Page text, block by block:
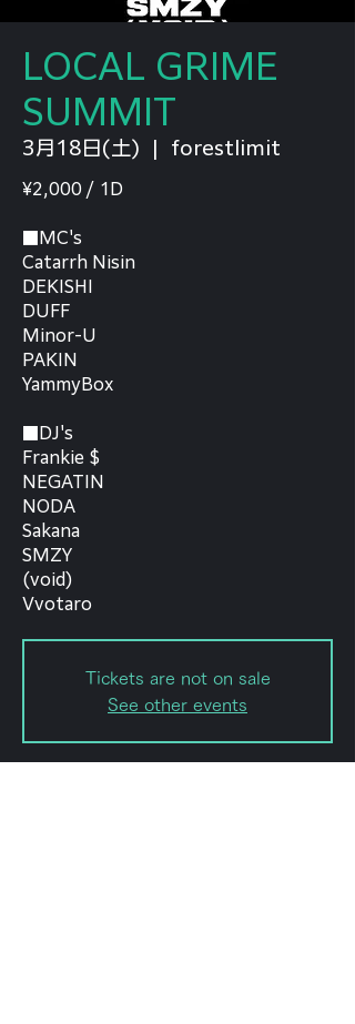
LOCAL GRIME
SUMMIT
3月18日(土) forestlimit
¥2,000 / 1D
■MC's
Catarrh Nisin
DEKISHI
DUFF
Minor-U
PAKIN
YammyBox
■DJ's
Frankie $
NEGATIN
NODA
Sakana
SMZY
(void)
Vvotaro
Tickets are not on sale
See other events